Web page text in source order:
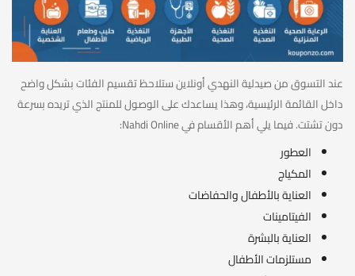
عند التسوق من صيدلية النهدي أونلاين ستلاحظ تقسيم الفئات بشكل واضح
داخل القائمة الرئيسية، وهذا يساعدك على الوصول للمنتج الذي تريده بسرعة
دون تشتت. فيما يلي أهم الأقسام في Nahdi Online:
العطور
المكياج
العناية بالأطفال والحفاضات
الفيتامينات
العناية بالبشرة
مستلزمات الأطفال